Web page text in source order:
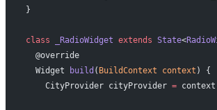
}
class _RadioWidget extends State<
  @override
  Widget
build ( BuildContext context ) {
    CityProvider cityProvider
=